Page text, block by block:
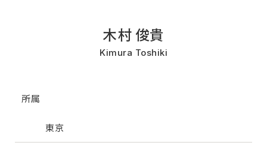
木村 俊貴
Kimura Toshiki
所属
東京